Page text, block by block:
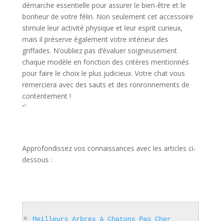
démarche essentielle pour assurer le bien-être et le
bonheur de votre félin. Non seulement cet accessoire
stimule leur activité physique et leur esprit curieux,
mais il préserve également votre intérieur des
griffades. N’oubliez pas d’évaluer soigneusement
chaque modèle en fonction des critères mentionnés
pour faire le choix le plus judicieux. Votre chat vous
remerciera avec des sauts et des ronronnements de
contentement !
“`
Approfondissez vos connaissances avec les articles ci-
dessous :
Meilleurs Arbres à Chatons Pas Cher